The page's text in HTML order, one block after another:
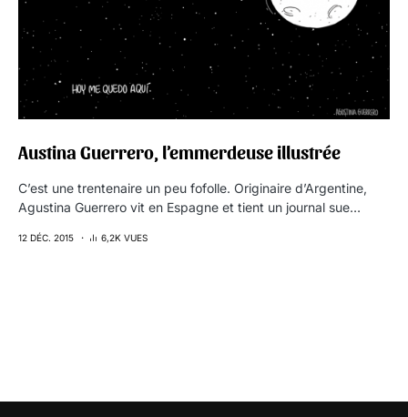
Austina Guerrero, l’emmerdeuse illustrée
C’est une trentenaire un peu fofolle. Originaire d’Argentine,
Agustina Guerrero vit en Espagne et tient un journal sue…
12 DÉC. 2015 6,2K VUES